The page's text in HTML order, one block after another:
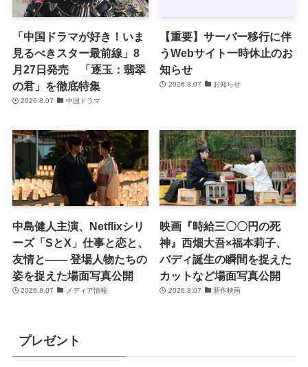
「中国ドラマが好き！いま
見るべきスター最前線」8
月27日発売 「逐玉：翡翠
の君」を徹底特集
2026.8.07 中国ドラマ
【重要】サーバー移行に伴
うWebサイト一時休止のお
知らせ
2026.8.07 お知らせ
中島健人主演、Netflixシリ
ーズ「SとX」仕事と恋と、
友情と―― 登場人物たちの
姿を捉えた場面写真公開
2026.8.07 メディア情報
映画『時給三〇〇円の死
神』西畑大吾×福本莉子、
バディ誕生の瞬間を捉えた
カットなど場面写真公開
2026.8.07 新作映画
プレゼント